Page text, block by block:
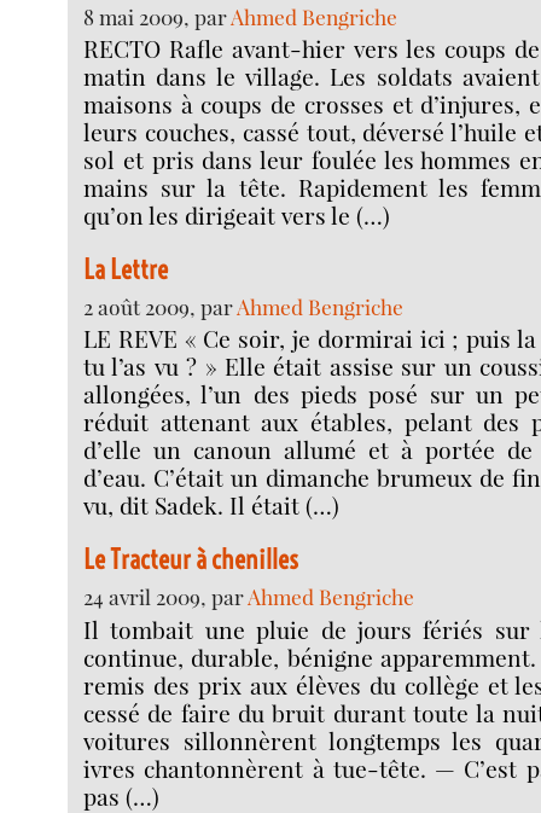
8 mai 2009, parAhmed Bengriche
RECTO Rafle avant-hier vers les coups
matin dans le village. Les soldats
maisons à coups de crosses et d’injures,
leurs couches, cassé tout, déversé l’huile
sol et pris dans leur foulée les hommes
mains sur la tête. Rapidement les
qu’on les dirigeait vers le (…)
La Lettre
2 août 2009, parAhmed Bengriche
LE REVE « Ce soir, je dormirai ici ; puis
tu l’as vu ? » Elle était assise sur un
allongées, l’un des pieds posé sur un
réduit attenant aux étables, pelant des
d’elle un canoun allumé et à portée
d’eau. C’était un dimanche brumeux de
vu, dit Sadek. Il était (…)
Le Tracteur à chenilles
24 avril 2009, parAhmed Bengriche
Il tombait une pluie de jours fériés
continue, durable, bénigne
remis des prix aux élèves du collège et
cessé de faire du bruit durant toute la
voitures sillonnèrent longtemps les
ivres chantonnèrent à tue-tête. — C’est
pas (…)